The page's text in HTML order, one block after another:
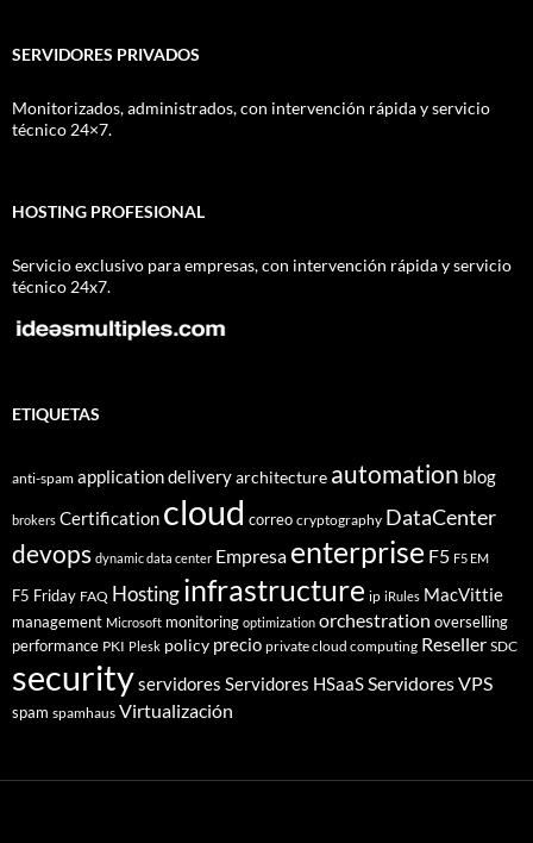
SERVIDORES PRIVADOS
Monitorizados, administrados, con intervención rápida y servicio
técnico 24×7.
HOSTING PROFESIONAL
Servicio exclusivo para empresas, con intervención rápida y servicio
técnico 24x7.
ETIQUETAS
anti-spam application deliveryarchitecture automation blog
brokers Certification cloud correo cryptography DataCenter
devops dynamic data center Empresa enterprise F5 F5 EM
F5 Friday FAQ Hostinginfrastructure ip iRules MacVittie
management Microsoft monitoring optimization orchestration overselling
performance PKI Plesk policy precio private cloud computing Reseller SDC
securityservidores Servidores HSaaSServidores VPS
spam spamhaus Virtualización